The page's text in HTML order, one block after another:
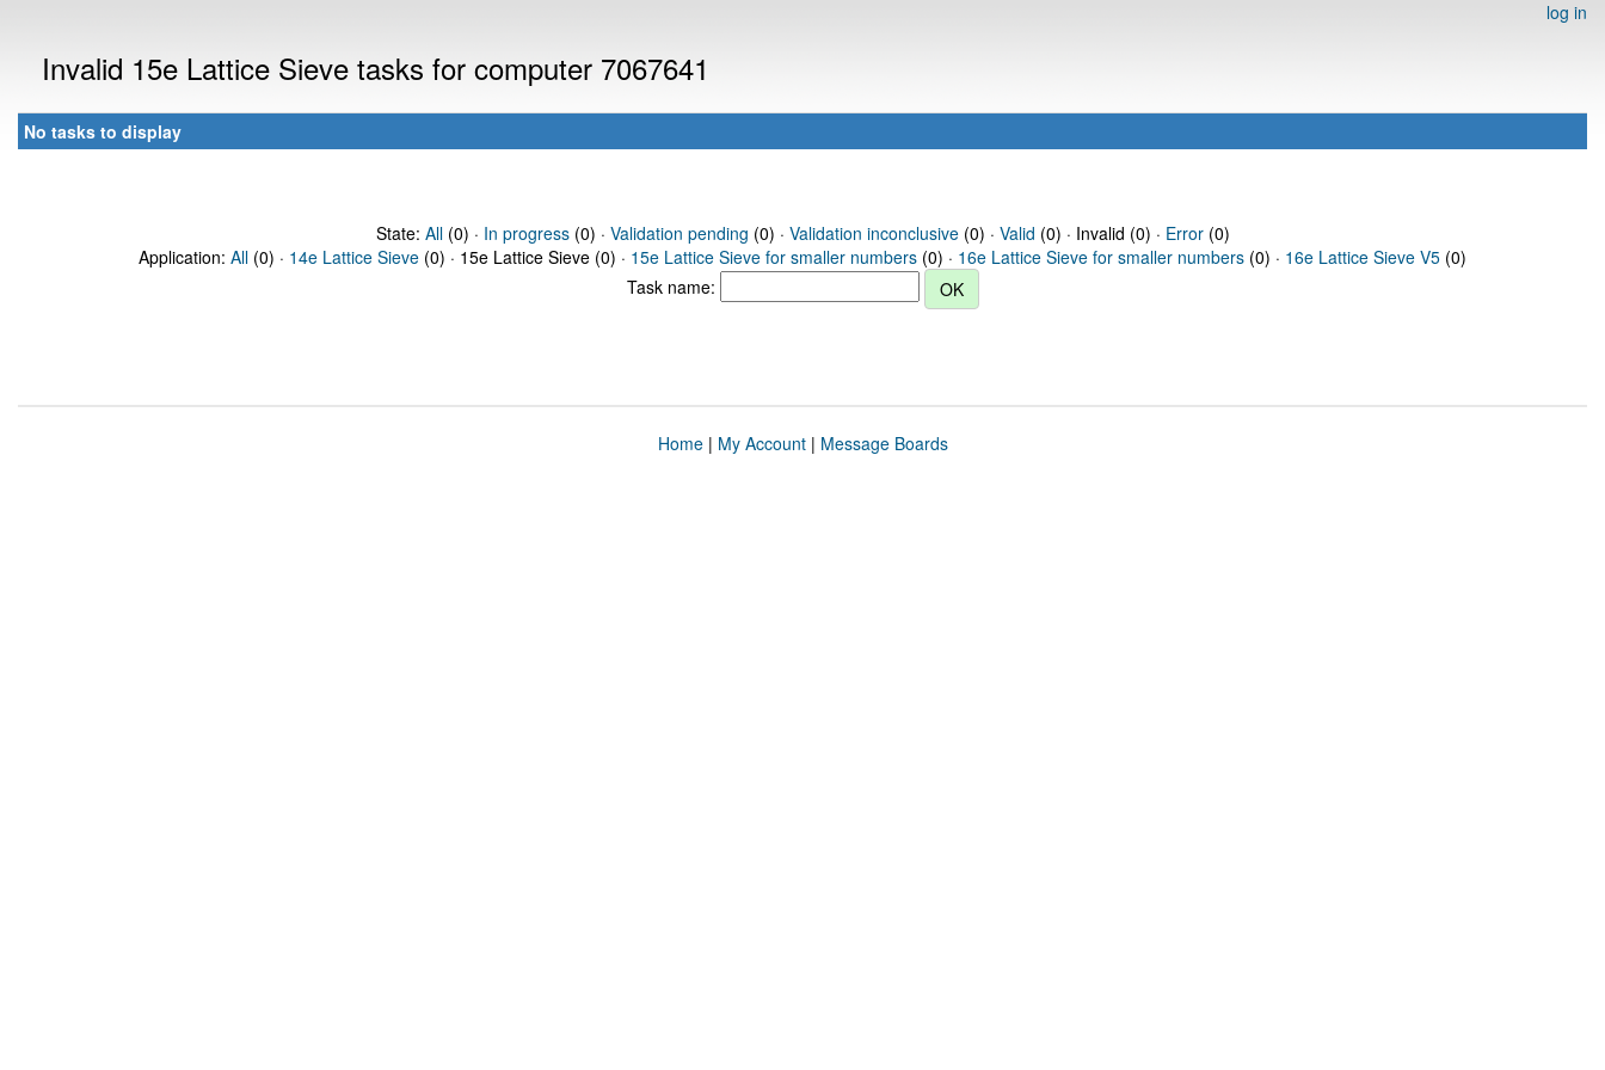
log in
Invalid 15e Lattice Sieve tasks for computer 7067641
No tasks to display
State: All(0) · In progress(0) · Validation pending (0) · Validation inconclusive(0) · Valid (0) · Invalid (0) · Error(0)
Application: All (0) · 14e Lattice Sieve (0) · 15e Lattice Sieve (0) · 15e Lattice Sieve for smaller numbers (0) · 16e Lattice Sieve for smaller numbers (0) · 16e Lattice Sieve V5 (0)
Task name:
Home| My Account| Message Boards